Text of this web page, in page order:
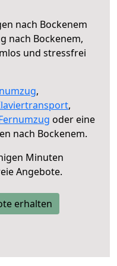
nach Bockenem
nach Bockenem,
und stressfrei
,
,
oder eine
nach Bockenem.
Minuten
Angebote.
erhalten